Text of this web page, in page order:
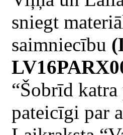
sniegt
saimniecību
“Šobrīd
pateicīgi par